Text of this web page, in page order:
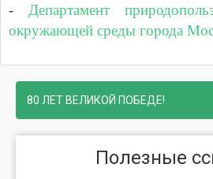
-
Департамент
окружающей среды города
80 ЛЕТ ВЕЛИКОЙ ПОБЕДЕ!
Полезные